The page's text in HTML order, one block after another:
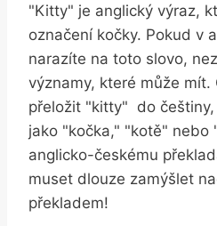
"Kitty" je anglický výraz,
označení kočky. Pokud v
narazíte na toto ⁢slovo,
významy, které může⁤ mít.⁢
přeložit "kitty" ⁣ do
jako "kočka," "kotě" nebo
anglicko-českému
muset dlouze zamýšlet
⁣překladem!